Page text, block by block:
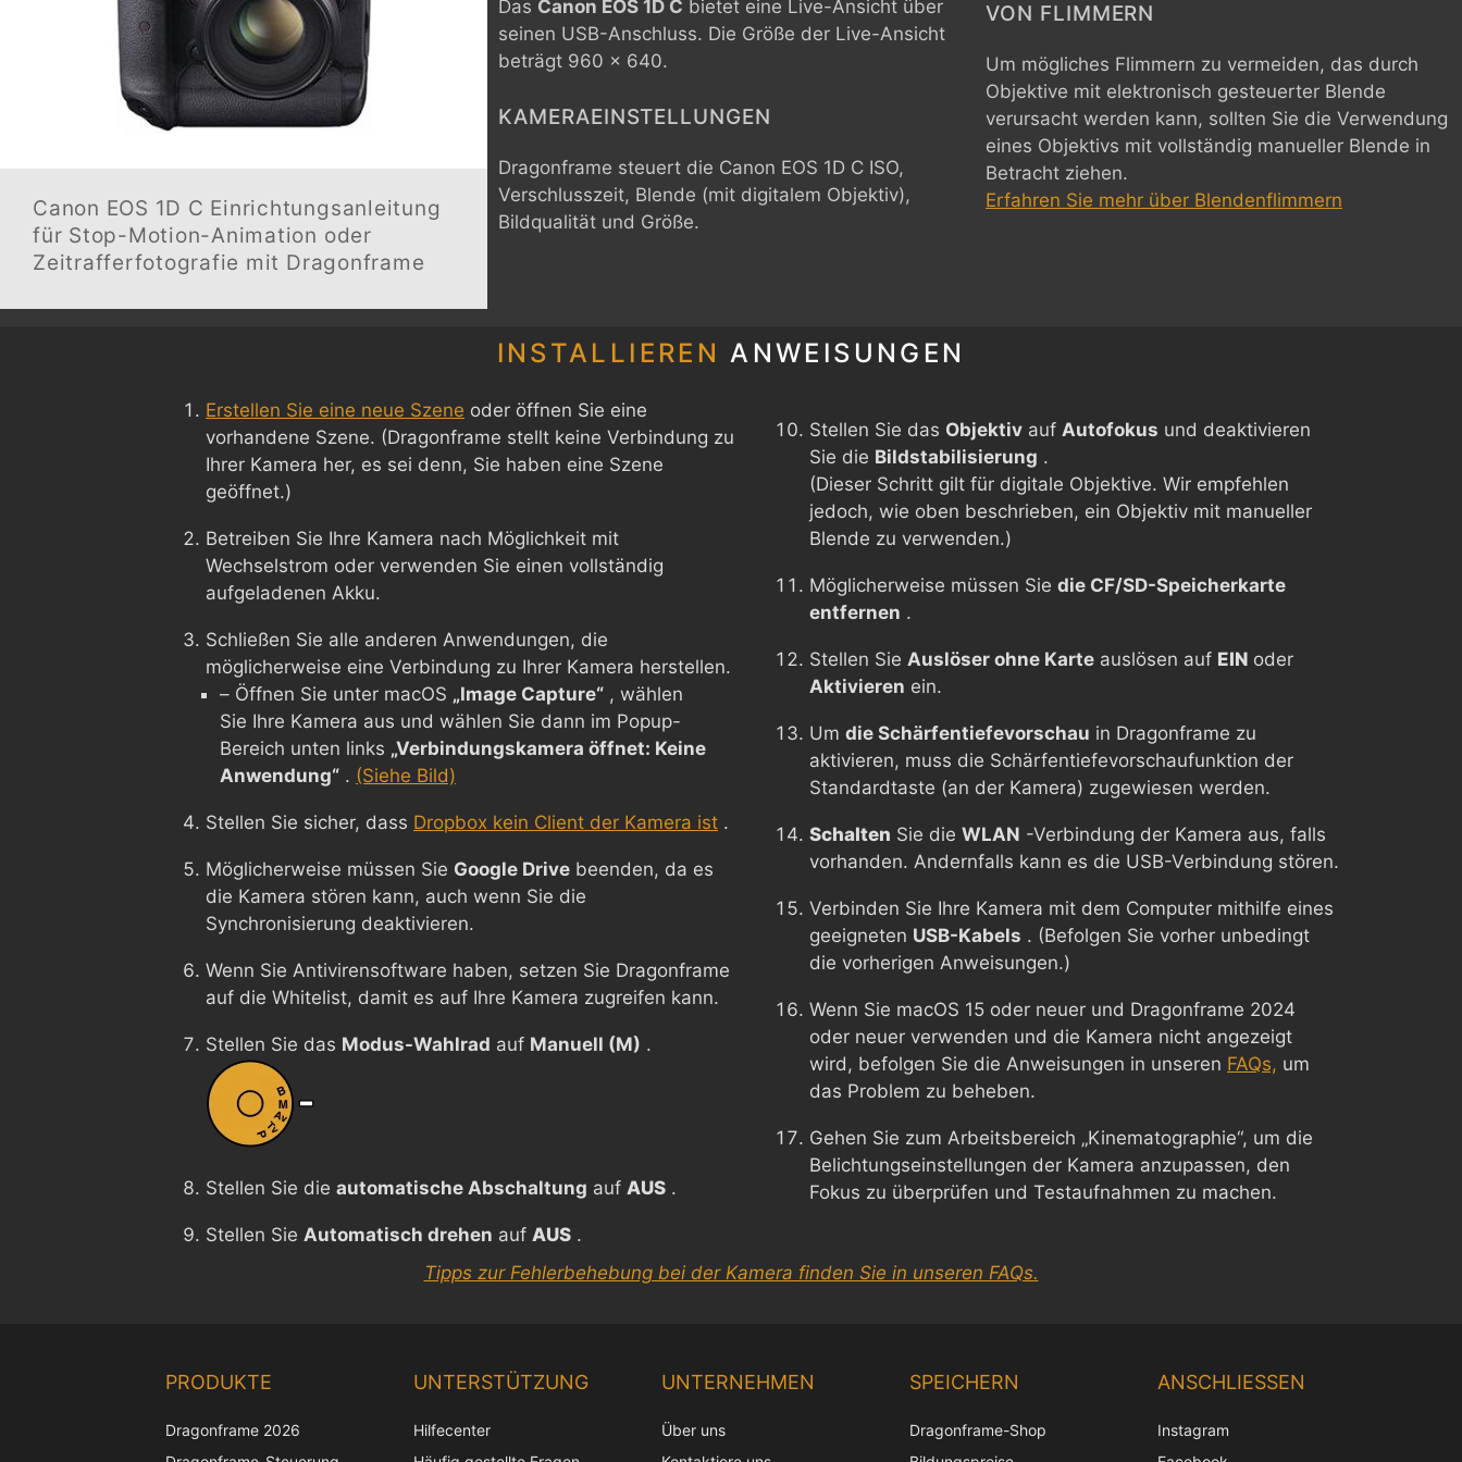
Canon EOS 1D C Einrichtungsanleitung
für Stop-Motion-Animation oder
Zeitrafferfotografie mit Dragonframe
Das Canon EOS 1D C bietet eine Live-Ansicht über
seinen USB-Anschluss. Die Größe der Live-Ansicht
beträgt 960 x 640.
KAMERAEINSTELLUNGEN
Dragonframe steuert die Canon EOS 1D C ISO,
Verschlusszeit, Blende (mit digitalem Objektiv),
Bildqualität und Größe.
VON FLIMMERN
Um mögliches Flimmern zu vermeiden, das durch
Objektive mit elektronisch gesteuerter Blende
verursacht werden kann, sollten Sie die Verwendung
eines Objektivs mit vollständig manueller Blende in
Betracht ziehen.
Erfahren Sie mehr über Blendenflimmern
INSTALLIEREN ANWEISUNGEN
Erstellen Sie eine neue Szene oder öffnen Sie eine
vorhandene Szene. (Dragonframe stellt keine Verbindung zu
Ihrer Kamera her, es sei denn, Sie haben eine Szene
geöffnet.)
Betreiben Sie Ihre Kamera nach Möglichkeit mit
Wechselstrom oder verwenden Sie einen vollständig
aufgeladenen Akku.
Schließen Sie alle anderen Anwendungen, die
möglicherweise eine Verbindung zu Ihrer Kamera herstellen.
– Öffnen Sie unter macOS „Image Capture“ , wählen
Sie Ihre Kamera aus und wählen Sie dann im Popup-
Bereich unten links „Verbindungskamera öffnet: Keine
Anwendung“ . (Siehe Bild)
Stellen Sie sicher, dass Dropbox kein Client der Kamera ist .
Möglicherweise müssen Sie Google Drive beenden, da es
die Kamera stören kann, auch wenn Sie die
Synchronisierung deaktivieren.
Wenn Sie Antivirensoftware haben, setzen Sie Dragonframe
auf die Whitelist, damit es auf Ihre Kamera zugreifen kann.
Stellen Sie das Modus-Wahlrad auf Manuell (M) .
Stellen Sie die automatische Abschaltung auf AUS .
Stellen Sie Automatisch drehen auf AUS .
Stellen Sie das Objektiv auf Autofokus und deaktivieren
Sie die Bildstabilisierung .
(Dieser Schritt gilt für digitale Objektive. Wir empfehlen
jedoch, wie oben beschrieben, ein Objektiv mit manueller
Blende zu verwenden.)
Möglicherweise müssen Sie die CF/SD-Speicherkarte
entfernen .
Stellen Sie Auslöser ohne Karte auslösen auf EIN oder
Aktivieren ein.
Um die Schärfentiefevorschau in Dragonframe zu
aktivieren, muss die Schärfentiefevorschaufunktion der
Standardtaste (an der Kamera) zugewiesen werden.
Schalten Sie die WLAN -Verbindung der Kamera aus, falls
vorhanden. Andernfalls kann es die USB-Verbindung stören.
Verbinden Sie Ihre Kamera mit dem Computer mithilfe eines
geeigneten USB-Kabels . (Befolgen Sie vorher unbedingt
die vorherigen Anweisungen.)
Wenn Sie macOS 15 oder neuer und Dragonframe 2024
oder neuer verwenden und die Kamera nicht angezeigt
wird, befolgen Sie die Anweisungen in unseren FAQs, um
das Problem zu beheben.
Gehen Sie zum Arbeitsbereich „Kinematographie“, um die
Belichtungseinstellungen der Kamera anzupassen, den
Fokus zu überprüfen und Testaufnahmen zu machen.
Tipps zur Fehlerbehebung bei der Kamera finden Sie in unseren FAQs.
PRODUKTE
Dragonframe 2026
UNTERSTÜTZUNG
Hilfecenter
UNTERNEHMEN
Über uns
SPEICHERN
Dragonframe-Shop
ANSCHLIESSEN
InstagramItalian